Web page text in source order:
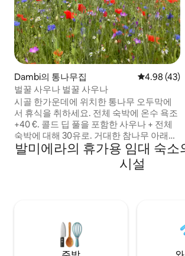
Dambi의 통나무집 평점 4.98
4.98 (43)
벌꿀 사우나 벌꿀 사우나
시골 한가운데에 위치한 통나무 오두막에
서 휴식을 취하세요. 전체 숙박에 온수 욕조
+40 €. 콜드 딥 풀을 포함한 사우나 + 전체
숙박에 대해 30유로. 거대한 참나무 아래에
서 몽환적인 그네를 타고 자연을 만끽할 수
있는 넓은 야외. 아침과 저녁의 태양을 마주
보고 있는 파티오, 바비큐를 즐길 수 있는 장
거리에 다양한 식사와 문화 엔터테인먼트
를 즐길 수 있습니다.
발미에라의 휴가용 임대 숙소
시설